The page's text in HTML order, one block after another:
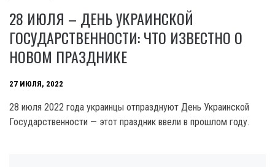
28 ИЮЛЯ – ДЕНЬ УКРАИНСКОЙ
ГОСУДАРСТВЕННОСТИ: ЧТО ИЗВЕСТНО О
НОВОМ ПРАЗДНИКЕ
27 ИЮЛЯ, 2022
28 июля 2022 года украинцы отпразднуют День Украинской
Государственности — этот праздник ввели в прошлом году.